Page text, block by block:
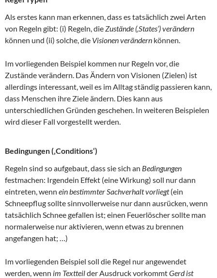
Als erstes kann man erkennen, dass es tatsächlich zwei Arten
von Regeln gibt: (i) Regeln, die Zustände (‚States‘) verändern
können und (ii) solche, die Visionenverändern können.
Im vorliegenden Beispiel kommen nur Regeln vor, die
Zustände verändern. Das Ändern von Visionen (Zielen) ist
allerdings interessant, weil es im Alltag ständig passieren kann,
dass Menschen ihre Ziele ändern. Dies kann aus
unterschiedlichen Gründen geschehen. In weiteren Beispielen
wird dieser Fall vorgestellt werden.
Bedingungen (‚Conditions‘)
Regeln sind so aufgebaut, dass sie sich an Bedingungen
festmachen: Irgendein Effekt (eine Wirkung) soll nur dann
eintreten, wenn ein bestimmter Sachverhalt vorliegt(ein
Schneepflug sollte sinnvollerweise nur dann ausrücken, wenn
tatsächlich Schnee gefallen ist; einen Feuerlöscher sollte man
normalerweise nur aktivieren, wenn etwas zu brennen
angefangen hat; …)
Im vorliegenden Beispiel soll die Regel nur angewendet
werden, wenn im Textteilder Ausdruck vorkommtGerd ist